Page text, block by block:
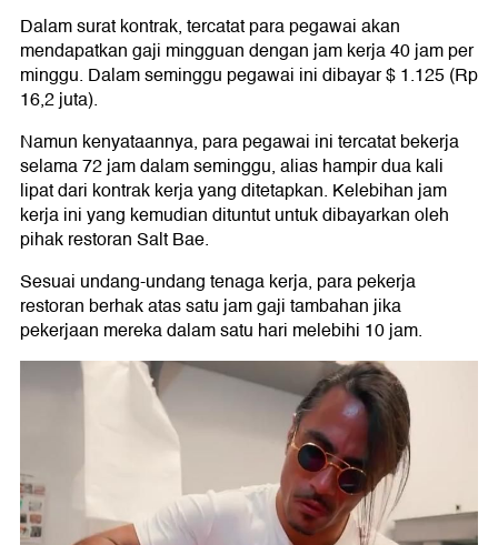
Dalam surat kontrak, tercatat para pegawai akan
mendapatkan gaji mingguan dengan jam kerja 40 jam per
minggu. Dalam seminggu pegawai ini dibayar $ 1.125 (Rp
16,2 juta).
Namun kenyataannya, para pegawai ini tercatat bekerja
selama 72 jam dalam seminggu, alias hampir dua kali
lipat dari kontrak kerja yang ditetapkan. Kelebihan jam
kerja ini yang kemudian dituntut untuk dibayarkan oleh
pihak restoran Salt Bae.
Sesuai undang-undang tenaga kerja, para pekerja
restoran berhak atas satu jam gaji tambahan jika
pekerjaan mereka dalam satu hari melebihi 10 jam.